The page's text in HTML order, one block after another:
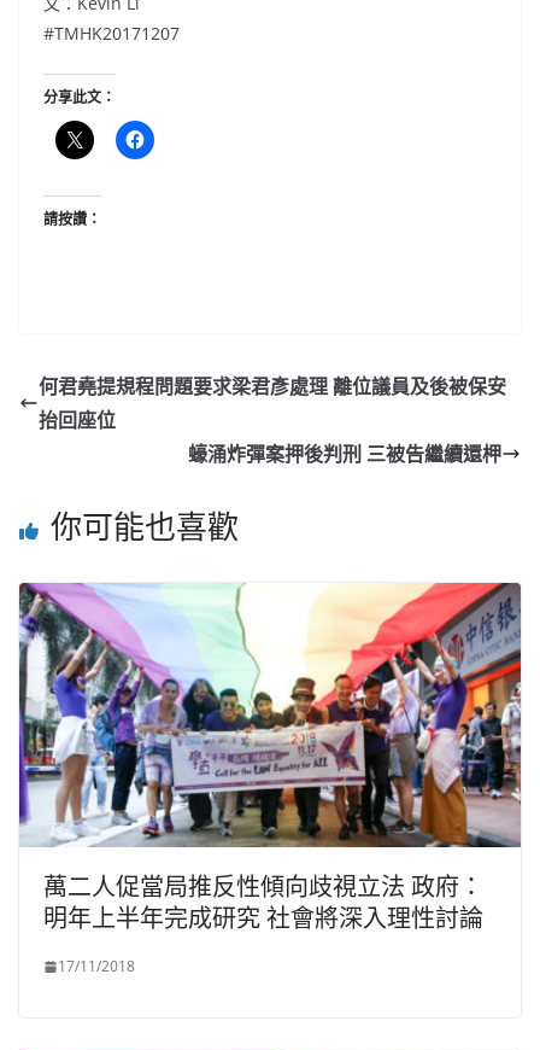
#TMHK20171207
分享此文：
請按讚：
何君堯提規程問題要求梁君彥處理 離位議員及後被保安
抬回座位
蠔涌炸彈案押後判刑 三被告繼續還柙
你可能也喜歡
萬二人促當局推反性傾向歧視立法 政府：
明年上半年完成研究 社會將深入理性討論
17/11/2018